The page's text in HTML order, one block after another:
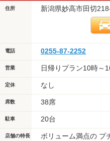
住所 新潟県妙高市田切
電話 0255-87-2252
営業 日帰りプラン10時～
定休 なし
席数 38席
駐車 20台
店舗の特長
ボリューム満点の プ